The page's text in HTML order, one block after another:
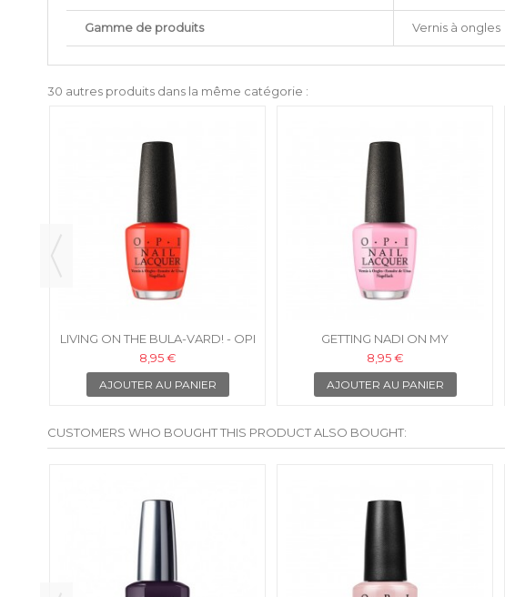
Gamme de produits Vernis à ongles
30 autres produits dans la même catégorie :
LIVING ON THE BULA-VARD! - OPI
VERNIS À ONGLES
8,95 €
AJOUTER AU PANIER
GETTING NADI ON MY
HONEYMOON - OPI VERNIS À
ONGLES
8,95 €
AJOUTER AU PANIER
CUSTOMERS WHO BOUGHT THIS PRODUCT ALSO BOUGHT: